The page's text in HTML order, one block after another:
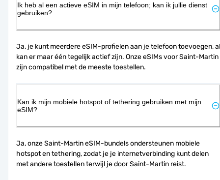
Ik heb al een actieve eSIM in mijn telefoon; kan ik jullie dienst
gebruiken?
Ja, je kunt meerdere eSIM-profielen aan je telefoon toevoegen, al
kan er maar één tegelijk actief zijn. Onze eSIMs voor Saint-Martin
zijn compatibel met de meeste toestellen.
Kan ik mijn mobiele hotspot of tethering gebruiken met mijn
eSIM?
Ja, onze Saint-Martin eSIM-bundels ondersteunen mobiele
hotspot en tethering, zodat je je internetverbinding kunt delen
met andere toestellen terwijl je door Saint-Martin reist.